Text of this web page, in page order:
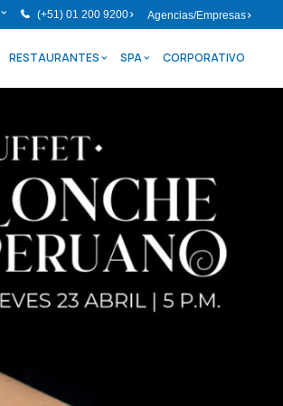
(+51) 01 200 9200 Agencias/Empresas
RESTAURANTES SPA CORPORATIVO